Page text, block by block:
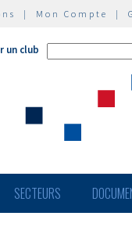
| Mon Compte |
un club
SECTEURS